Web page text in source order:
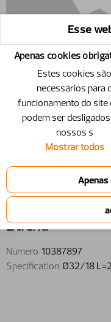
10387897 -
Bucha
Número 10387897
Specification Ø32/18
Esse
Apenas cookies
Estes cookies são
necessários para
funcionamento do site
podem ser
nossos s
Mostrar todos